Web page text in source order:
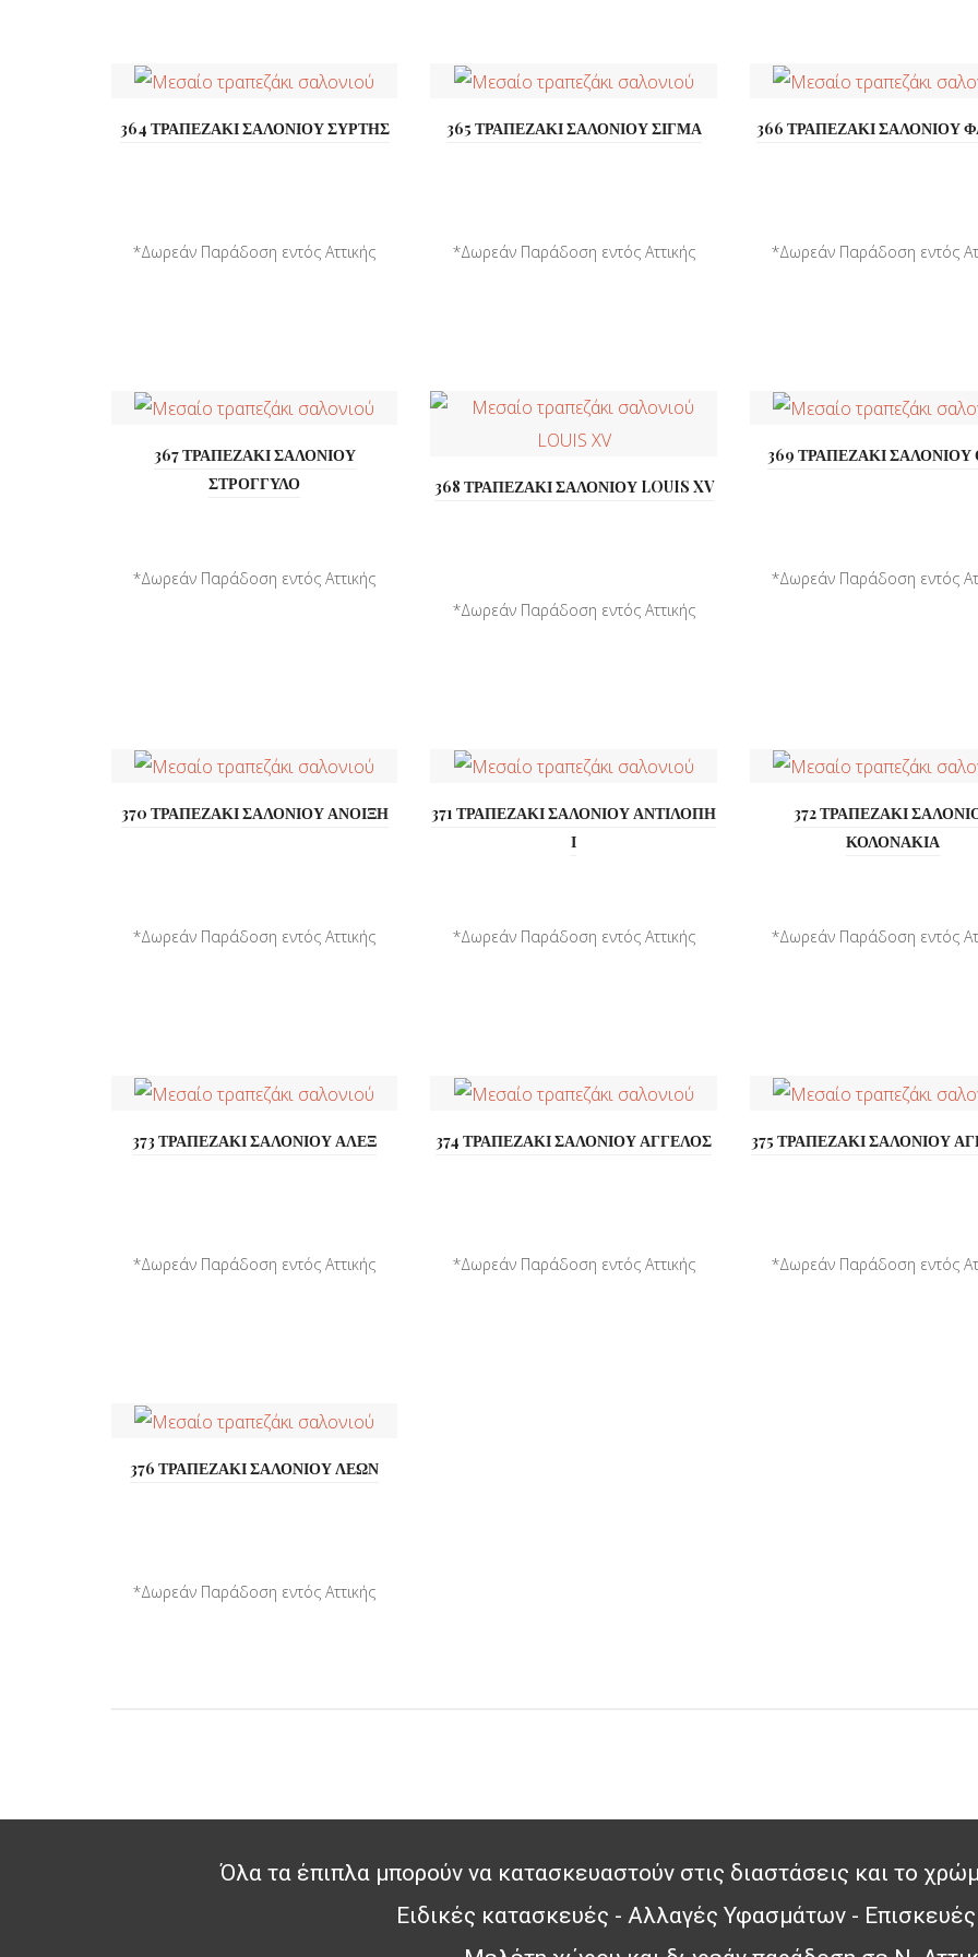
364 ΤΡΑΠΕΖΑΚΙ ΣΑΛΟΝΙΟΥ ΣΥΡΤΗΣ
*Δωρεάν Παράδοση εντός Αττικής
365 ΤΡΑΠΕΖΑΚΙ ΣΑΛΟΝΙΟΥ ΣΙΓΜΑ
*Δωρεάν Παράδοση εντός Αττικής
366 ΤΡΑΠΕΖΑΚΙ ΣΑΛΟΝΙΟΥ
*Δωρεάν Παράδοση εντός
367 ΤΡΑΠΕΖΑΚΙ ΣΑΛΟΝΙΟΥ
ΣΤΡΟΓΓΥΛΟ
*Δωρεάν Παράδοση εντός Αττικής
368 ΤΡΑΠΕΖΑΚΙ ΣΑΛΟΝΙΟΥ LOUIS XV
*Δωρεάν Παράδοση εντός Αττικής
369 ΤΡΑΠΕΖΑΚΙ
*Δωρεάν Παράδοση εντός
370 ΤΡΑΠΕΖΑΚΙ ΣΑΛΟΝΙΟΥ ΑΝΟΙΞΗ
*Δωρεάν Παράδοση εντός Αττικής
371 ΤΡΑΠΕΖΑΚΙ ΣΑΛΟΝΙΟΥ ΑΝΤΙΛΟΠΗ
Ι
*Δωρεάν Παράδοση εντός Αττικής
372 ΤΡΑΠΕΖΑΚΙ
ΚΟΛΟΝΑΚΙΑ
*Δωρεάν Παράδοση εντός
373 ΤΡΑΠΕΖΑΚΙ ΣΑΛΟΝΙΟΥ ΑΛΕΞ
*Δωρεάν Παράδοση εντός Αττικής
374 ΤΡΑΠΕΖΑΚΙ ΣΑΛΟΝΙΟΥ ΑΓΓΕΛΟΣ
*Δωρεάν Παράδοση εντός Αττικής
375 ΤΡΑΠΕΖΑΚΙ ΣΑΛΟΝΙΟΥ
*Δωρεάν Παράδοση εντός
376 ΤΡΑΠΕΖΑΚΙ ΣΑΛΟΝΙΟΥ ΛΕΩΝ
*Δωρεάν Παράδοση εντός Αττικής
Όλα τα έπιπλα μπορούν να κατασκευαστούν στις διαστάσεις και το
Ειδικές κατασκευές - Αλλαγές Υφασμάτων -